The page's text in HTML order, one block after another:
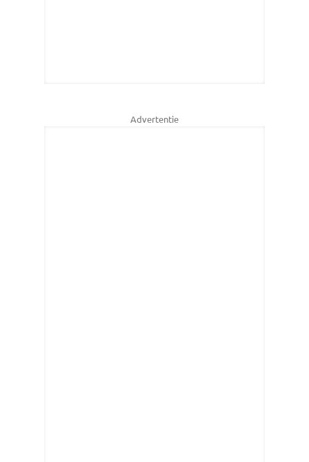
Advertentie